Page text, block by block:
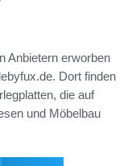
Anbietern erworben
Dort finden
die auf
und Möbelbau